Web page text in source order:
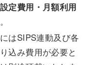
定費用・月額利用
はSIPS連動及び各
込み費用が必要と